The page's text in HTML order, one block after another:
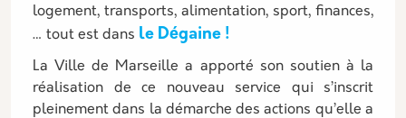
logement, transports, alimentation, sport, finances,
… tout est dans le Dégaine !
La Ville de Marseille a apporté son soutien à la
réalisation de ce nouveau service qui s’inscrit
pleinement dans la démarche des actions qu’elle a